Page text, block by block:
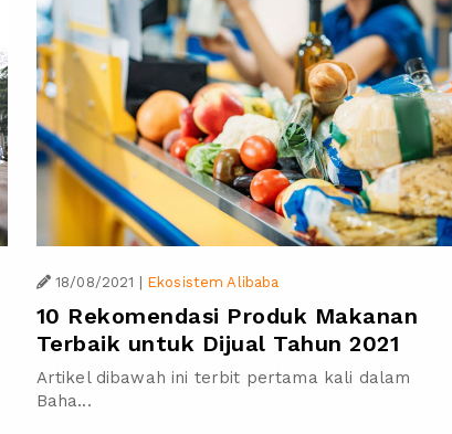
18/08/2021 Ekosistem Alibaba
10 Rekomendasi Produk Makanan
Terbaik untuk Dijual Tahun 2021
Artikel dibawah ini terbit pertama kali dalam
Baha...